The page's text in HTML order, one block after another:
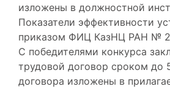
изложены в должностной
Показатели эффективности
приказом ФИЦ КазНЦ РАН №
С победителями конкурса
трудовой договор сроком до
договора изложены в